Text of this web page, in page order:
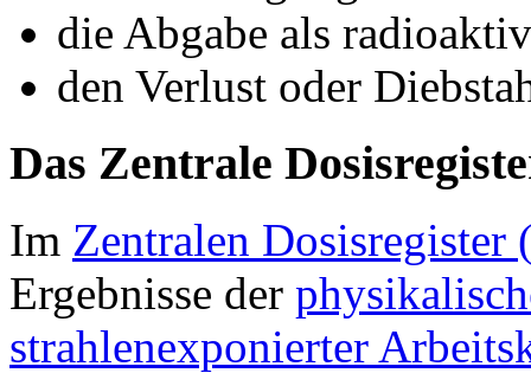
die Abgabe als
den Verlust oder
Das Zentrale
Im Zentralen Dosisregister
Ergebnisse der
strahlenexponierter